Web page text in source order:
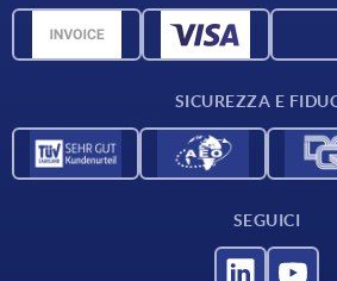
Dati CAD
SICUREZZA E
SEGUICI